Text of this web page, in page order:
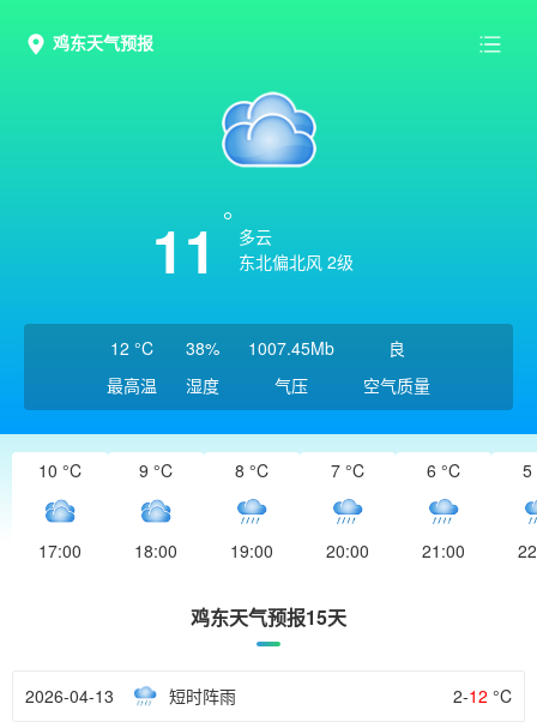
鸡东天气预报
11
多云
东北偏北风 2级
12 °C
最高温
38%
湿度
1007.45Mb
气压
良
空气质量
10 °C
17:00
9 °C
18:00
8 °C
19:00
7 °C
20:00
6 °C
21:00
5
鸡东天气预报15天
2026-04-13 短时阵雨 2-12 °C